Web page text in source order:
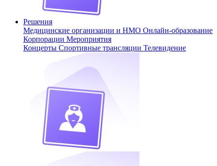
Решения
Медицинские организации и НМО Онлайн-образование
Корпорации Мероприятия
Концерты Спортивные трансляции Телевидение